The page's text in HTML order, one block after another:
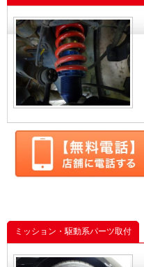
ミッション・駆動系パーツ取付